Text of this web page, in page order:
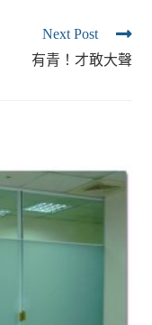
Next Post
有青！才敢大聲